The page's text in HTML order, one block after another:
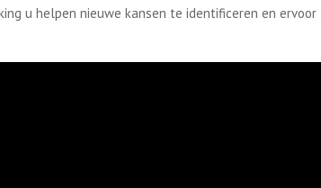
u helpen nieuwe kansen te identificeren en